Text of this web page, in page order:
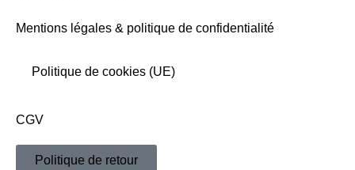
Mentions légales & politique de confidentialité
Politique de cookies (UE)
CGV
Politique de retour